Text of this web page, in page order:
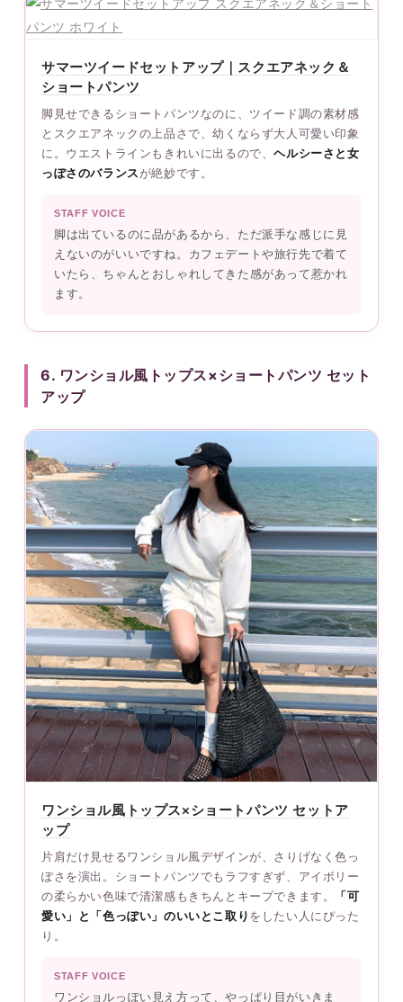
サマーツイードセットアップ｜スクエアネック＆
ショートパンツ
脚見せできるショートパンツなのに、ツイード調の素材感
とスクエアネックの上品さで、幼くならず大人可愛い印象
に。ウエストラインもきれいに出るので、ヘルシーさと女
っぽさのバランス が絶妙です。
STAFF VOICE
脚は出ているのに品があるから、ただ派手な感じに見
えないのがいいですね。カフェデートや旅行先で着て
いたら、ちゃんとおしゃれしてきた感があって惹かれ
ます。
6. ワンショル風トップス×ショートパンツ セット
アップ
ワンショル風トップス×ショートパンツ セットア
ップ
片肩だけ見せるワンショル風デザインが、さりげなく色っ
ぽさを演出。ショートパンツでもラフすぎず、アイボリー
の柔らかい色味で清潔感もきちんとキープできます。
「可
愛い」と「色っぽい」のいいとこ取り をしたい人にぴった
り。
STAFF VOICE
ワンショルっぽい見え方って、やっぱり目がいきま